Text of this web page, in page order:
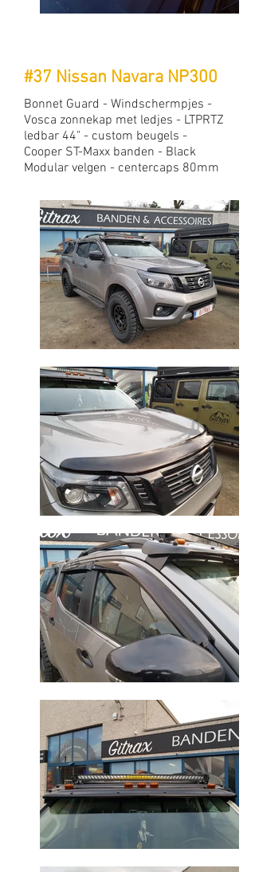
#37 Nissan Navara NP300
Bonnet Guard - Windschermpjes -
Vosca zonnekap met ledjes - LTPRTZ
ledbar 44" - custom beugels -
Cooper ST-Maxx banden - Black
Modular velgen - centercaps 80mm